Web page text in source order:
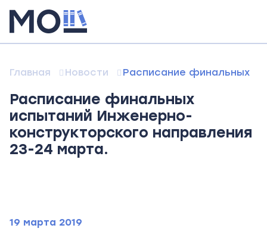
Главная Новости Расписание финальных
Расписание финальных
испытаний Инженерно-
конструкторского направления
23-24 марта.
19 марта 2019